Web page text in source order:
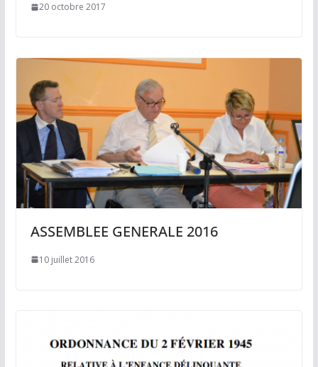
20 octobre 2017
ASSEMBLEE GENERALE 2016
10 juillet 2016